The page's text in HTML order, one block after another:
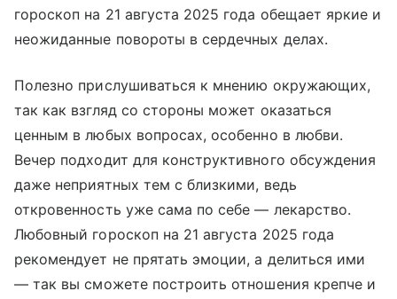
гороскоп на 21 августа 2025 года обещает яркие и
неожиданные повороты в сердечных делах.
Полезно прислушиваться к мнению окружающих,
так как взгляд со стороны может оказаться
ценным в любых вопросах, особенно в любви.
Вечер подходит для конструктивного обсуждения
даже неприятных тем с близкими, ведь
откровенность уже сама по себе — лекарство.
Любовный гороскоп на 21 августа 2025 года
рекомендует не прятать эмоции, а делиться ими
— так вы сможете построить отношения крепче и